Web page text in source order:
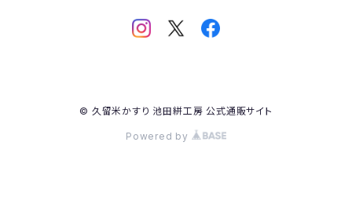
© 久留米かすり 池田絣工房 公式通販サイト
Powered by